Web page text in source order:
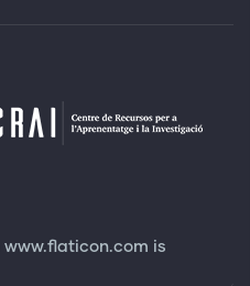
www.flaticon.com is